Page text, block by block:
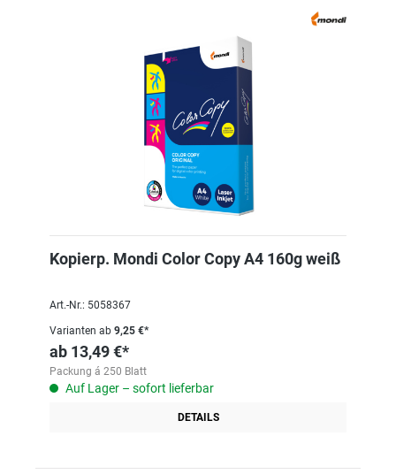
Kopierp. Mondi Color Copy A4 160g weiß
Art.-Nr.: 5058367
Varianten ab 9,25 €*
ab 13,49 €*
Packung á 250 Blatt
Auf Lager – sofort lieferbar
DETAILS